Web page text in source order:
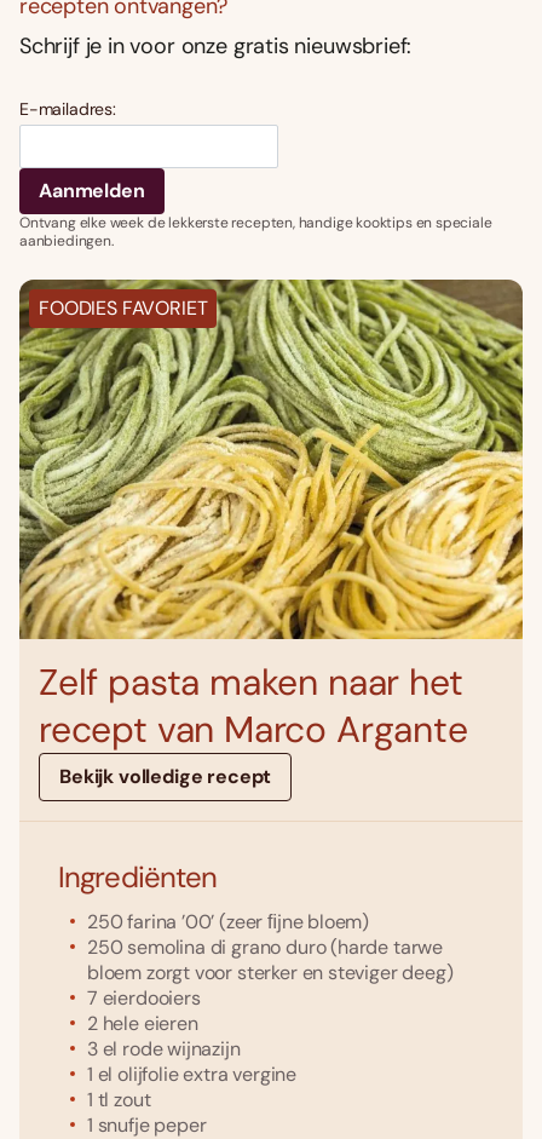
recepten ontvangen?
Schrijf je in voor onze gratis nieuwsbrief:
E-mailadres:
Ontvang elke week de lekkerste recepten, handige kooktips en speciale
aanbiedingen.
FOODIES FAVORIET
Zelf pasta maken naar het
recept van Marco Argante
Bekijk volledige recept
Ingrediënten
250farina ’00’(zeer ﬁjne bloem)
250 semolina di grano duro(harde tarwe
bloem zorgt voor sterker en steviger deeg)
7 eierdooiers
2 hele eieren
3el rode wijnazijn
1 elolijfolie extra vergine
1 tlzout
1 snufjepeper